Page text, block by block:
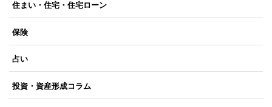
住まい・住宅・住宅ローン
保険
占い
投資・資産形成コラム